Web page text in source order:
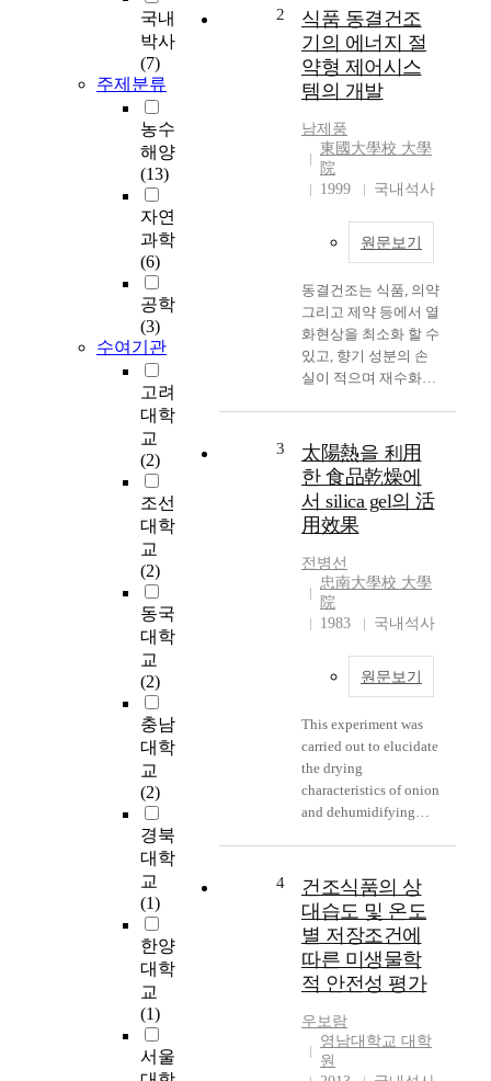
국내
박사
(7)
주제분류
농수
해양
(13)
자연
과학
(6)
공학
(3)
수여기관
고려
대학
교
(2)
조선
대학
교
(2)
동국
대학
교
(2)
충남
대학
교
(2)
경북
대학
교
(1)
한양
대학
교
(1)
서울
원인을 확인하고자 원
료와 진공건조식품에
대한 방사선조사 여부
를 PSL과 TL을 이용하
여 분석하였고 진공건
조 공정에 의해 제조된
시료의 성분 가운데 어
떤 것이 PSL 분석에 특
이적으로 반응하는지
일정한 비율로 혼합하
쳐 진공건조식품을 제
조하였다. 이들의 일반
성분 중 수분은
1.5~5.8%, 염도는
4.1~52.6%, 조단백은
다. 2. 원료의 PSL분석
결과는 threshold
value(700, T1) 보다 낮
은 128~472 counts/60
sec.로 분석되어 방사
선조사를 하지 않은 것
으로 나타났다. 진공건
조식품의 PSL 분석 결
과는 시료의 염도가
적 안정적으로 분석되
었지만 35%를 넘어가
counts/60 sec.로 분석
되었다. 모든 진공건조
식품의 TL분석 결과는
음성으로 분석되었다.
3. 구성 성분들을 입도
별로 나누어 PSL을 분
가 없었으나 정제염은
grinder로 분쇄하기 전
에 269~493 counts/60
sec. 로 분석되었지만
분쇄 후에는
32782~51467
counts/60 sec.로 분석
되어 분쇄하기 전과 비
교하면 100배 정도 높
2
식품 동결건조
기의 에너지 절
약형 제어시스
템의 개발
남제풍
東國大學校 大學
院
1999
국내석사
원문보기
동결건조는 식품, 의약
그리고 제약 등에서 열
화현상을 최소화 할 수
있고, 향기 성분의 손
실이 적으며 재수화가
그러나 동결건조기는
숙련자의 경험에 의해
작동되어지는 경우가
대부분이고, 에너지소
모가 많은 것이 단점으
로 지적되고 있다. 동
결건조기의 에너지 소
모원으로 응축기, 선반
의 가열 및 냉각기, 진
가열 및 냉각기의 에너
로운 제어시스템을 개
발하였다. 일반적인 선
반의 온도제어방식은
고정된 열 유체 순환속
도 조건하에서 선반온
루어지고 있으나, 본
제어방식에서는 선반
온도, 열 유체온도, set
point, 열 유체 손환 속
도를 모두 고려하여
feedback 제어하였다.
가열기의 thyristor와
순환펌프의 inverter는
PID제어하였고, 냉각
3
太陽熱을 利用
한 食品乾燥에
서 silica gel의 活
用效果
전병선
忠南大學校 大學
院
1983
국내석사
원문보기
This experiment was
carried out to elucidate
the drying
characteristics of onion
and dehumidifying
by solar collector. The
results were
summarized as follows.
1. It takes 14 hours to
regenerate to silicagel
of 8% moisture content
conditions of 28℃
temperature and 55%
relative humidity. 2.
4
건조식품의 상
대습도 및 온도
별 저장조건에
따른 미생물학
적 안전성 평가
우보람
영남대학교 대학
원